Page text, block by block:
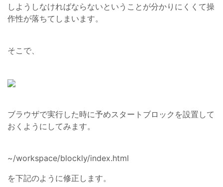
しようしなければならないということが分かりにくくて操
作性が落ちてしまいます。
そこで、
ブラウザで実行した時に予めスタートブロックを設置して
おくようにしてみます。
~/workspace/blockly/index.html
を下記のように修正します。